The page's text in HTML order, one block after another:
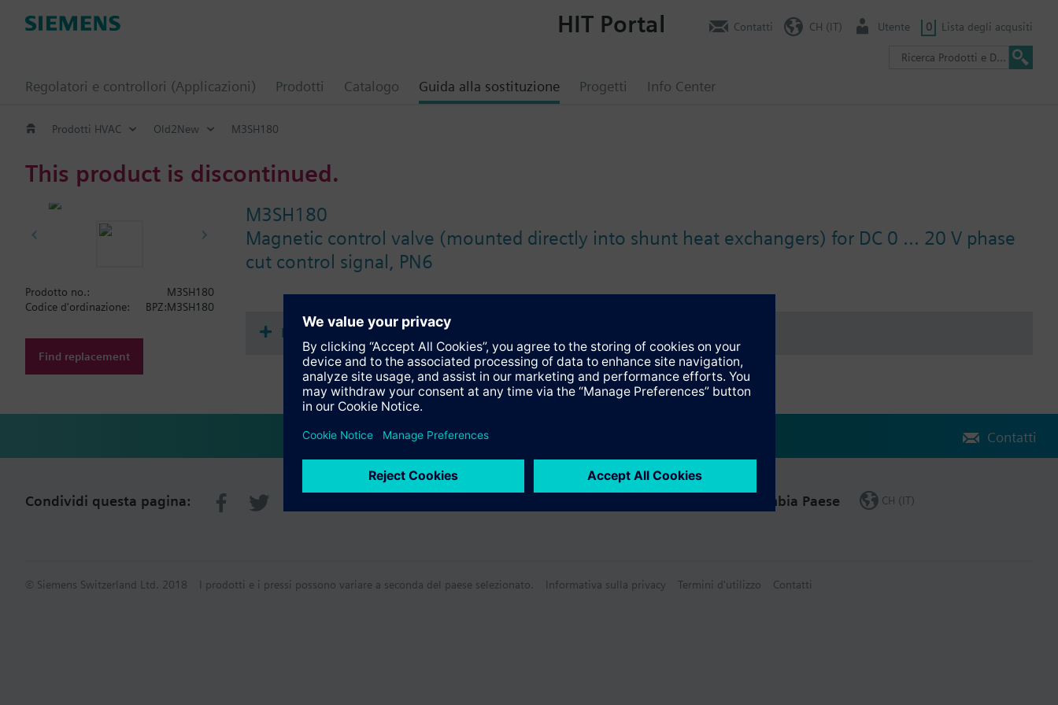
Regolatori e controllori (Applicazioni) Prodotti Catalogo Guida alla sostituzione Progetti Info Center
HIT Portal Contatti CH (IT) Utente 0 Lista degli acqusiti
Prodotti HVAC Old2New M3SH180
This product is discontinued.
M3SH180
Magnetic control valve (mounted directly into shunt heat exchangers) for DC 0 ... 20 V phase
cut control signal, PN6
Prodotto no.:
M3SH180
Codice d'ordinazione:
BPZ:M3SH180
Find replacement
Documenti
Contatti
Condividi questa pagina: Cambia Paese CH (IT)
© Siemens Switzerland Ltd. 2018 I prodotti e i pressi possono variare a seconda del paese selezionato. Informativa sulla privacy Termini d'utilizzo Contatti